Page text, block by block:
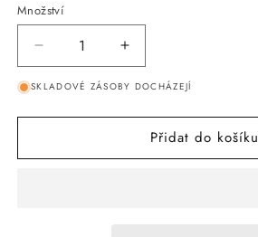
Množství
množství
produktu
Zvýšit
množství
produktu
povlak
Oranžovo-
SKLADOVÉ ZÁSOBY DOCHÁZEJÍ
Přidat do košíku